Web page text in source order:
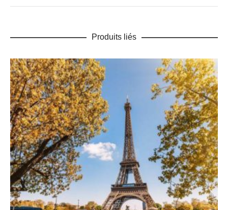
Produits liés